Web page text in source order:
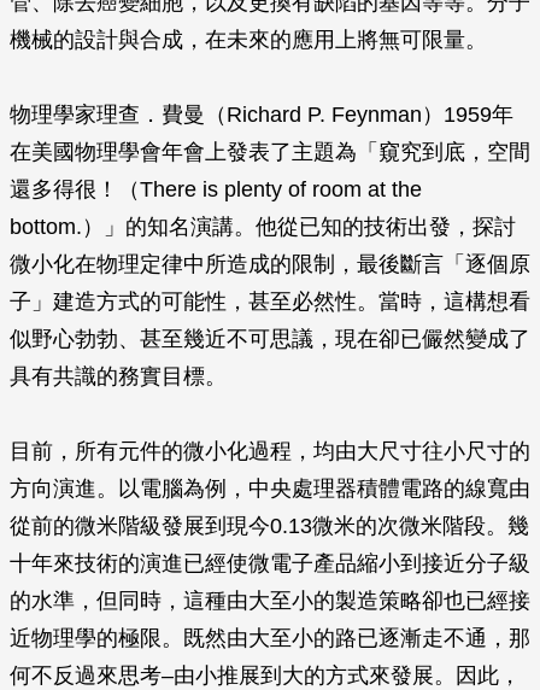
機械的設計與合成，在未來的應用上將無可限量。
物理學家理查．費曼（Richard P. Feynman）1959年
在美國物理學會年會上發表了主題為「窺究到底，空間
還多得很！（There is plenty of room at the
bottom.）」的知名演講。他從已知的技術出發，探討
微小化在物理定律中所造成的限制，最後斷言「逐個原
子」建造方式的可能性，甚至必然性。當時，這構想看
似野心勃勃、甚至幾近不可思議，現在卻已儼然變成了
具有共識的務實目標。
目前，所有元件的微小化過程，均由大尺寸往小尺寸的
方向演進。以電腦為例，中央處理器積體電路的線寬由
從前的微米階級發展到現今0.13微米的次微米階段。幾
十年來技術的演進已經使微電子產品縮小到接近分子級
的水準，但同時，這種由大至小的製造策略卻也已經接
近物理學的極限。既然由大至小的路已逐漸走不通，那
何不反過來思考–由小推展到大的方式來發展。因此，